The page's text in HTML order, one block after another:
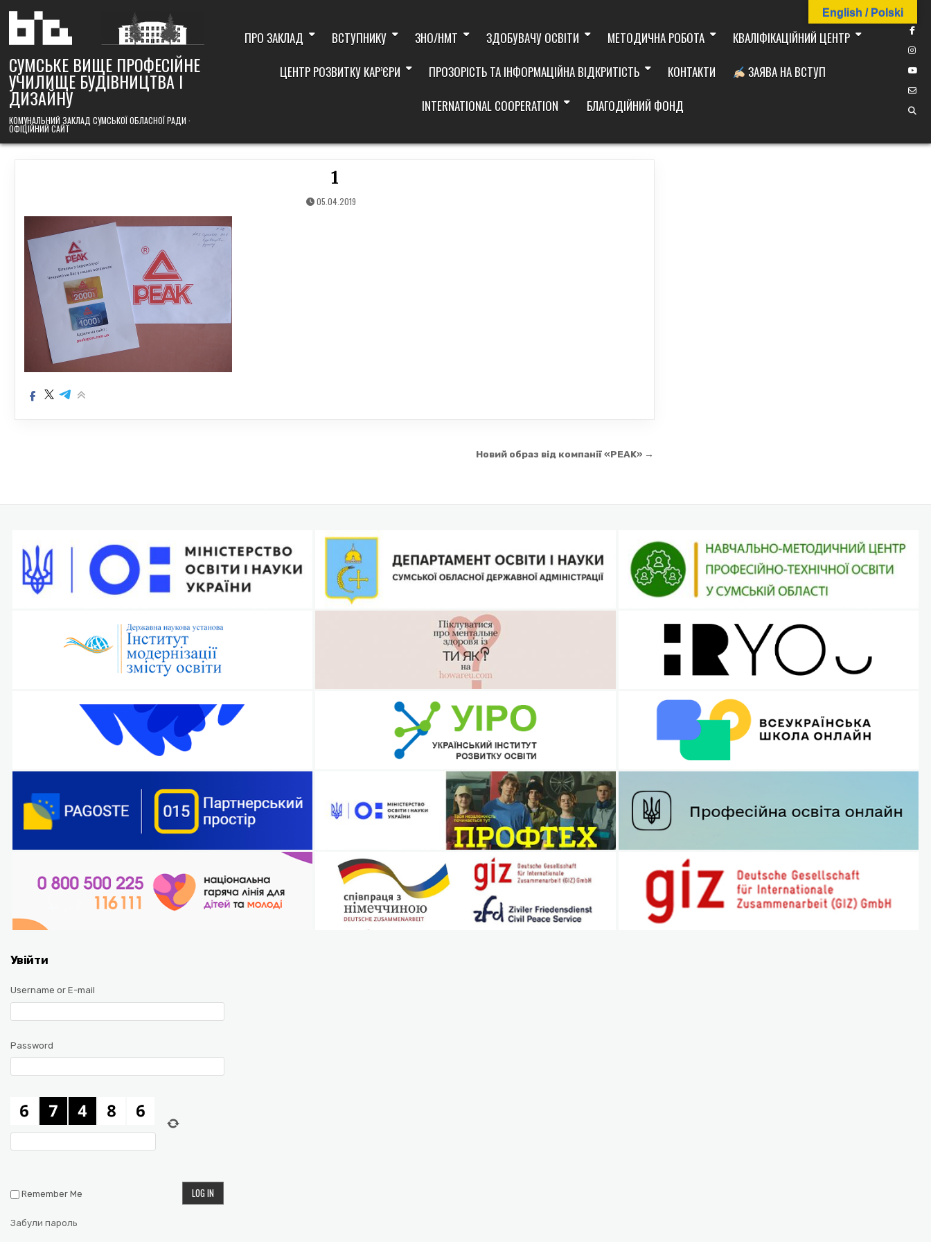
content
СУМСЬКЕ ВИЩЕ ПРОФЕСІЙНЕ
УЧИЛИЩЕ БУДІВНИЦТВА І
ДИЗАЙНУ
КОМУНАЛЬНИЙ ЗАКЛАД СУМСЬКОЇ ОБЛАСНОЇ РАДИ ·
ОФІЦІЙНИЙ САЙТ
ПРО ЗАКЛАД ВСТУПНИКУ ЗНО/НМТ ЗДОБУВАЧУ ОСВІТИ МЕТОДИЧНА РОБОТА
КВАЛІФІКАЦІЙНИЙ ЦЕНТР
ЦЕНТР РОЗВИТКУ КАР’ЄРИ
ПРОЗОРІСТЬ ТА ІНФОРМАЦІЙНА ВІДКРИТІСТЬ КОНТАКТИ
ЗАЯВА НА ВСТУП
INTERNATIONAL COOPERATION
БЛАГОДІЙНИЙ ФОНД
1
05.04.2019
Новий образ від компанії «PEAK» →
Увійти
Username or E-mail
Password
Remember Me
Забули пароль
English / Polski